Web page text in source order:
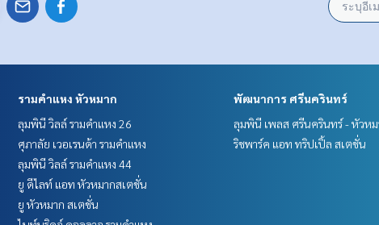
รามคำแหง หัวหมาก
ลุมพินี วิลล์ รามคำแหง 26
ศุภาลัย เวอเรนด้า รามคำแหง
ลุมพินี วิลล์ รามคำแหง 44
ยู ดีไลท์ แอท หัวหมากสเตชั่น
ยู หัวหมาก สเตชั่น
พัฒนาการ ศรีนครินทร์
ลุมพินี เพลส ศรีนครินทร์ - หัวหม
ริชพาร์ค แอท ทริปเปิ้ล สเตชั่น